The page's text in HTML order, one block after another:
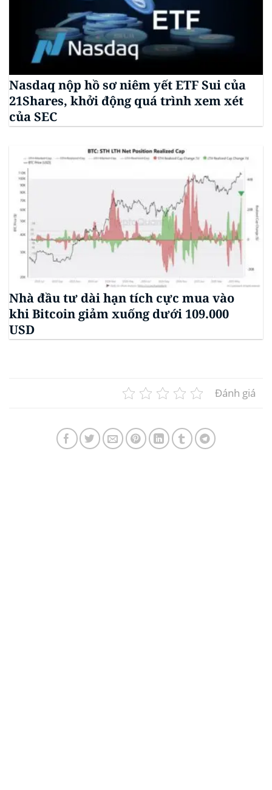
Nasdaq nộp hồ sơ niêm yết ETF Sui của
21Shares, khởi động quá trình xem xét
của SEC
Nhà đầu tư dài hạn tích cực mua vào
khi Bitcoin giảm xuống dưới 109.000
USD
Đánh giá